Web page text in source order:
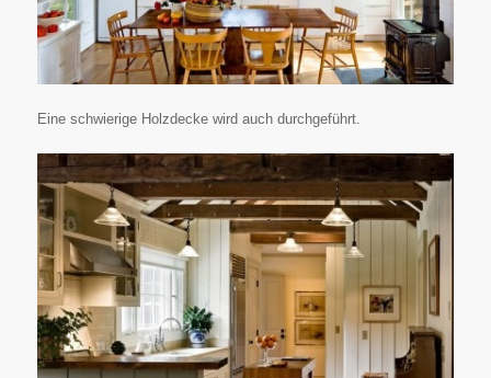
Eine schwierige Holzdecke wird auch durchgeführt.